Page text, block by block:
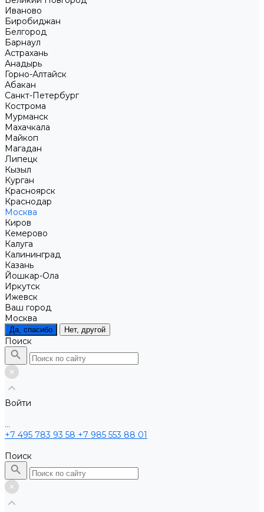
Иваново
Биробиджан
Белгород
Барнаул
Астрахань
Анадырь
Горно-Алтайск
Абакан
Санкт-Петербург
Кострома
Мурманск
Махачкала
Майкоп
Магадан
Липецк
Кызыл
Курган
Красноярск
Краснодар
Москва
Киров
Кемерово
Калуга
Калининград
Казань
Йошкар-Ола
Иркутск
Ижевск
Ваш город
Москва
Да, спасибо Нет, другой
Поиск
Войти
...
+7 495 783 93 58 +7 985 553 88 01
Поиск